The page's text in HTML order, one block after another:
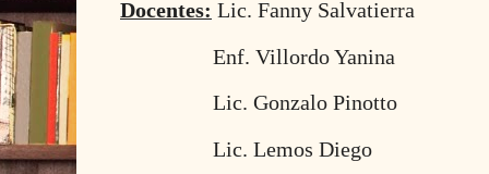
Docentes: Lic. Fanny Salvatierra
Enf. Villordo Yanina
Lic. Gonzalo Pinotto
Lic. Lemos Diego